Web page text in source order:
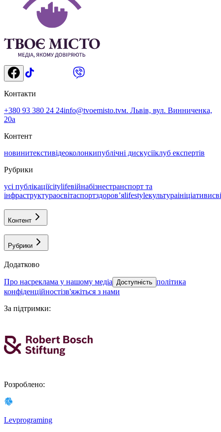
Контакти
+380 93 380 24 24info@tvoemisto.tvм. Львів, вул. Винниченка,
20а
Контент
новинитекстивідеоколонкипублічні дискусіїклуб експертів
Рубрики
усі публікаціїcitylifeвійнабізнестранспорт та
інфраструктураосвітаспортздоровʼяlifestyleкультураініціативи
Контент
Рубрики
Додатково
про насреклама у нашому медіа Доступність політика
конфіденційностізв'яжіться з нами
За підтримки:
Розроблено:
Levprograming